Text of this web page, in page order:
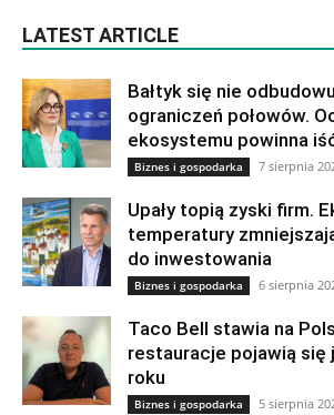
LATEST ARTICLE
Bałtyk się nie
ograniczeń połowów.
ekosystemu powinna
Biznes i gospodarka 7 sierpnia
Upały topią zyski firm.
temperatury
do inwestowania
Biznes i gospodarka 6 sierpnia
Taco Bell stawia na
restauracje pojawią się
roku
Biznes i gospodarka 5 sierpnia